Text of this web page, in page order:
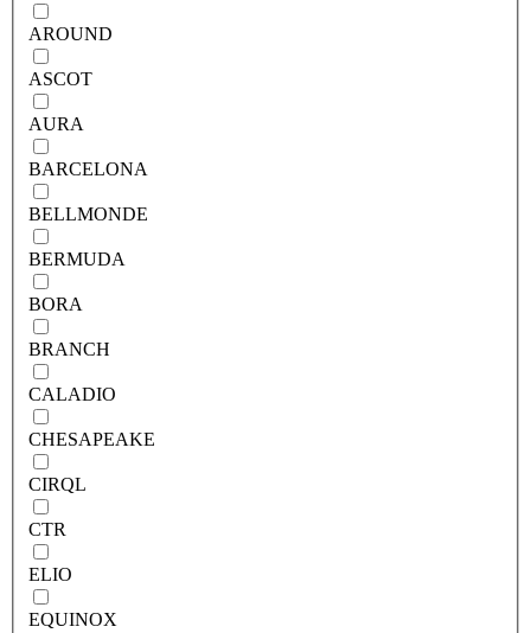
AROUND
ASCOT
AURA
BARCELONA
BELLMONDE
BERMUDA
BORA
BRANCH
CALADIO
CHESAPEAKE
CIRQL
CTR
ELIO
EQUINOX